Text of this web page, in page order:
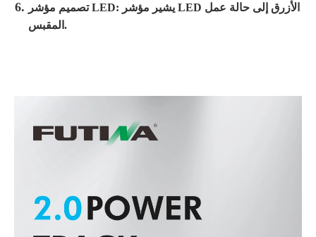
تصميم مؤشر LED: يشير مؤشر LED الأزرق إلى حالة عمل
المقبس.